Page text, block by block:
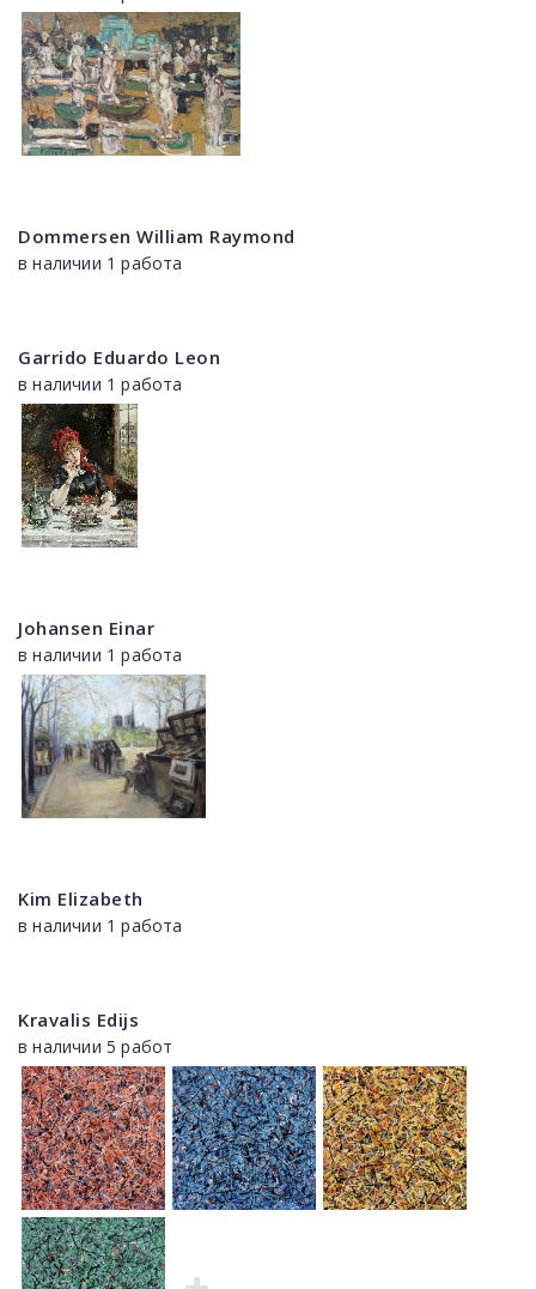
Dommersen William Raymond
в наличии 1 работа
Garrido Eduardo Leon
в наличии 1 работа
Johansen Einar
в наличии 1 работа
Kim Elizabeth
в наличии 1 работа
Kravalis Edijs
в наличии 5 работ